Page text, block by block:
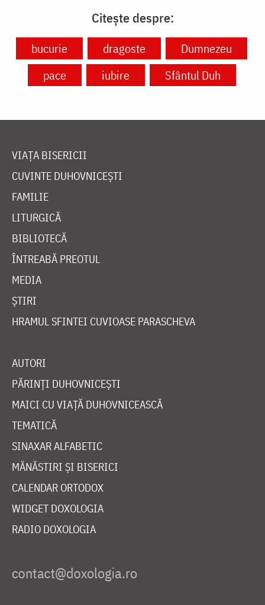
Citește despre:
bucurie dragoste
Dumnezeu
pace
iubire Sfântul Duh
VIAȚA BISERICII
CUVINTE DUHOVNICEȘTI
FAMILIE
LITURGICĂ
BIBLIOTECĂ
ÎNTREABĂ PREOTUL
MEDIA
ȘTIRI
HRAMUL SFINTEI CUVIOASE PARASCHEVA
AUTORI
PĂRINȚI DUHOVNICEȘTI
MAICI CU VIAȚĂ DUHOVNICEASCĂ
TEMATICĂ
SINAXAR ALFABETIC
MĂNĂSTIRI ȘI BISERICI
CALENDAR ORTODOX
WIDGET DOXOLOGIA
RADIO DOXOLOGIA